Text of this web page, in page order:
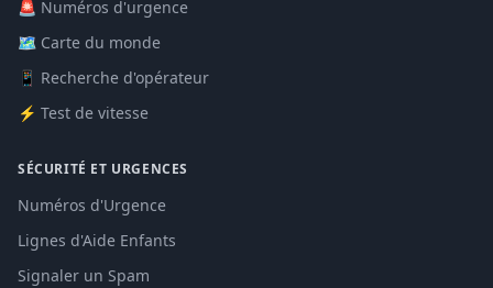
🚨 Numéros d'urgence
🗺️ Carte du monde
📱 Recherche d'opérateur
⚡ Test de vitesse
SÉCURITÉ ET URGENCES
Numéros d'Urgence
Lignes d'Aide Enfants
Signaler un Spam